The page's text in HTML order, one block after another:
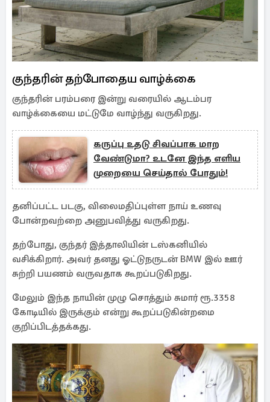
குந்தரின் தற்போதைய வாழ்க்கை
குந்தரின் பரம்பரை இன்று வரையில் ஆடம்பர
வாழ்க்கையை மட்டுமே வாழ்ந்து வருகிறது.
கருப்பு உதடு சிவப்பாக மாற
வேண்டுமா? உடனே இந்த எளிய
முறையை செய்தால் போதும்!
தனிப்பட்ட படகு, விலைமதிப்புள்ள நாய் உணவு
போன்றவற்றை அனுபவித்து வருகிறது.
தற்போது, ​​குந்தர் இத்தாலியின் டஸ்கனியில்
வசிக்கிறார். அவர் தனது ஓட்டுநருடன் BMW இல் ஊர்
சுற்றி பயணம் வருவதாக கூறப்படுகிறது.
மேலும் இந்த நாயின் முழு சொத்தும் சுமார் ரூ.3358
கோடியில் இருக்கும் என்று கூறப்படுகின்றமை
குறிப்பிடத்தக்கது.